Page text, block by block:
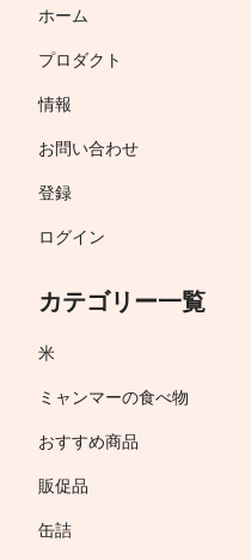
ホーム
プロダクト
情報
お問い合わせ
登録
ログイン
カテゴリー一覧
米
ミャンマーの食べ物
おすすめ商品
販促品
缶詰